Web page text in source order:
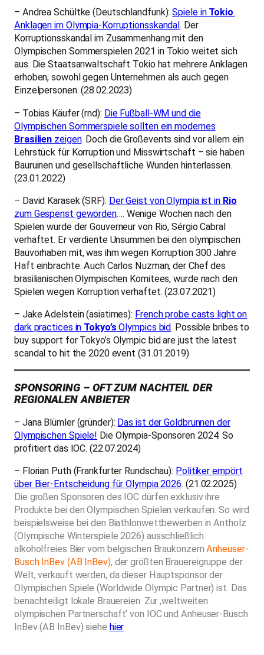
– Andrea Schültke (Deutschlandfunk):Spiele in Tokio.
Anklagen im Olympia-Korruptionsskandal. Der
Korruptionsskandal im Zusammenhang mit den
Olympischen Sommerspielen 2021 in Tokio weitet sich
aus. Die Staatsanwaltschaft Tokio hat mehrere Anklagen
erhoben, sowohl gegen Unternehmen als auch gegen
Einzelpersonen. (28.02.2023)
– Tobias Käufer (rnd): Die Fußball-WM und die
Olympischen Sommerspiele sollten ein modernes
Brasilien zeigen. Doch die Großevents sind vor allem ein
Lehrstück für Korruption und Misswirtschaft – sie haben
Bauruinen und gesellschaftliche Wunden hinterlassen.
(23.01.2022)
– David Karasek (SRF): Der Geist von Olympia ist in Rio
zum Gespenst geworden…. Wenige Wochen nach den
Spielen wurde der Gouverneur von Rio, Sérgio Cabral
verhaftet. Er verdiente Unsummen bei den olympischen
Bauvorhaben mit, was ihm wegen Korruption 300 Jahre
Haft einbrachte. Auch Carlos Nuzman, der Chef des
brasilianischen Olympischen Komitees, wurde nach den
Spielen wegen Korruption verhaftet. (23.07.2021)
– Jake Adelstein (asiatimes): French probe casts light on
dark practices in Tokyo’s Olympics bid. Possible bribes to
buy support for Tokyo’s Olympic bid are just the latest
scandal to hit the 2020 event (31.01.2019)
SPONSORING – OFT ZUM NACHTEIL DER
REGIONALEN ANBIETER
– Jana Blümler (gründer): Das ist der Goldbrunnen der
Olympischen Spiele! Die Olympia-Sponsoren 2024: So
profitiert das IOC. (22.07.2024)
– Florian Puth (Frankfurter Rundschau): Politiker empört
über Bier-Entscheidung für Olympia 2026. (21.02.2025)
Die großen Sponsoren des IOC dürfen exklusiv ihre
Produkte bei den Olympischen Spielen verkaufen. So wird
beispielsweise bei den Biathlonwettbewerben in Antholz
(Olympische Winterspiele 2026) ausschließlich
alkoholfreies Bier vom belgischen BraukonzernAnheuser-
Busch InBev (AB InBev), der größten Brauereigruppe der
Welt, verkauft werden, da dieser Hauptsponsor der
Olympischen Spiele (Worldwide Olympic Partner) ist. Das
benachteiligt lokale Brauereien. Zur ,weltweiten
olympischen Partnerschaft‘ von IOC und Anheuser-Busch
InBev (AB InBev) siehe hier